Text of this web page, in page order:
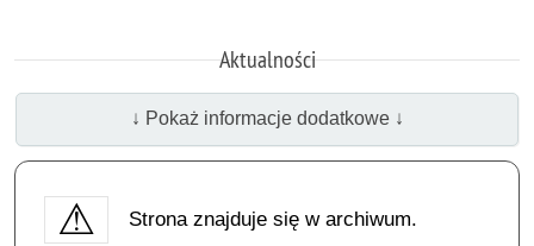
Aktualności
↓ Pokaż informacje dodatkowe ↓
Strona znajduje się w archiwum.